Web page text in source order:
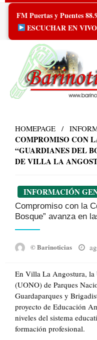
Skip
content
FM Puertas y Puentes
ESCUCHAR EN VIVO
HOMEPAGE
COMPROMISO CON
“GUARDIANES DEL
DE VILLA LA
INFORMACIÓN
Compromiso con la
Bosque” avanza en
© Barinoticias
En Villa La Angostura, la
(UONO) de Parques
Guardaparques y
proyecto de Educación
niveles del sistema
formación profesional.